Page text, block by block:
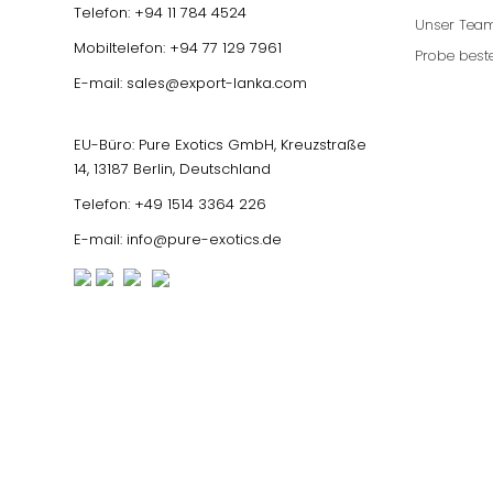
Telefon: +94 11 784 4524
Mobiltelefon: +94 77 129 7961
E-mail: sales@export-lanka.com
EU-Büro: Pure Exotics GmbH, Kreuzstraße
14, 13187 Berlin, Deutschland
Telefon: +49 1514 3364 226
E-mail: info@pure-exotics.de
Unser
Probe